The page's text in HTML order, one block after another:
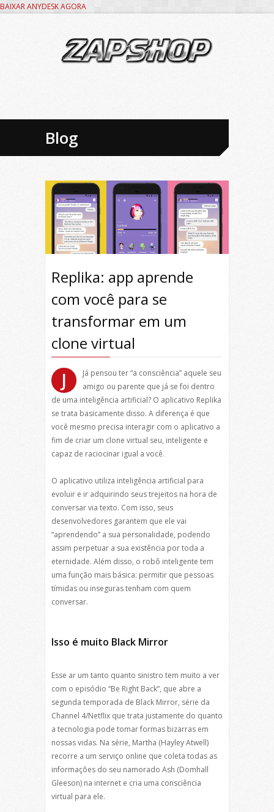
BAIXAR ANYDESK AGORA
Blog
Replika: app aprende
com você para se
transformar em um
clone virtual
J
Já pensou ter “a consciência” aquele seu
amigo ou parente que já se foi dentro
de uma inteligência artificial? O aplicativo Replika
se trata basicamente disso. A diferença é que
você mesmo precisa interagir com o aplicativo a
fim de criar um clone virtual seu, inteligente e
capaz de raciocinar igual a você.
O aplicativo utiliza inteligência artificial para
evoluir e ir adquirindo seus trejeitos na hora de
conversar via texto. Com isso, seus
desenvolvedores garantem que ele vai
“aprendendo” a sua personalidade, podendo
assim perpetuar a sua existência por toda a
eternidade. Além disso, o robô inteligente tem
uma função mais básica: permitir que pessoas
tímidas ou inseguras tenham com quem
conversar.
Isso é muito Black Mirror
Esse ar um tanto quanto sinistro tem muito a ver
com o episódio “Be Right Back”, que abre a
segunda temporada de Black Mirror, série da
Channel 4/Netflix que trata justamente do quanto
a tecnologia pode tomar formas bizarras em
nossas vidas. Na série, Martha (Hayley Atwell)
recorre a um serviço online que coleta todas as
informações do seu namorado Ash (Domhall
Gleeson) na internet e cria uma consciência
virtual para ele.